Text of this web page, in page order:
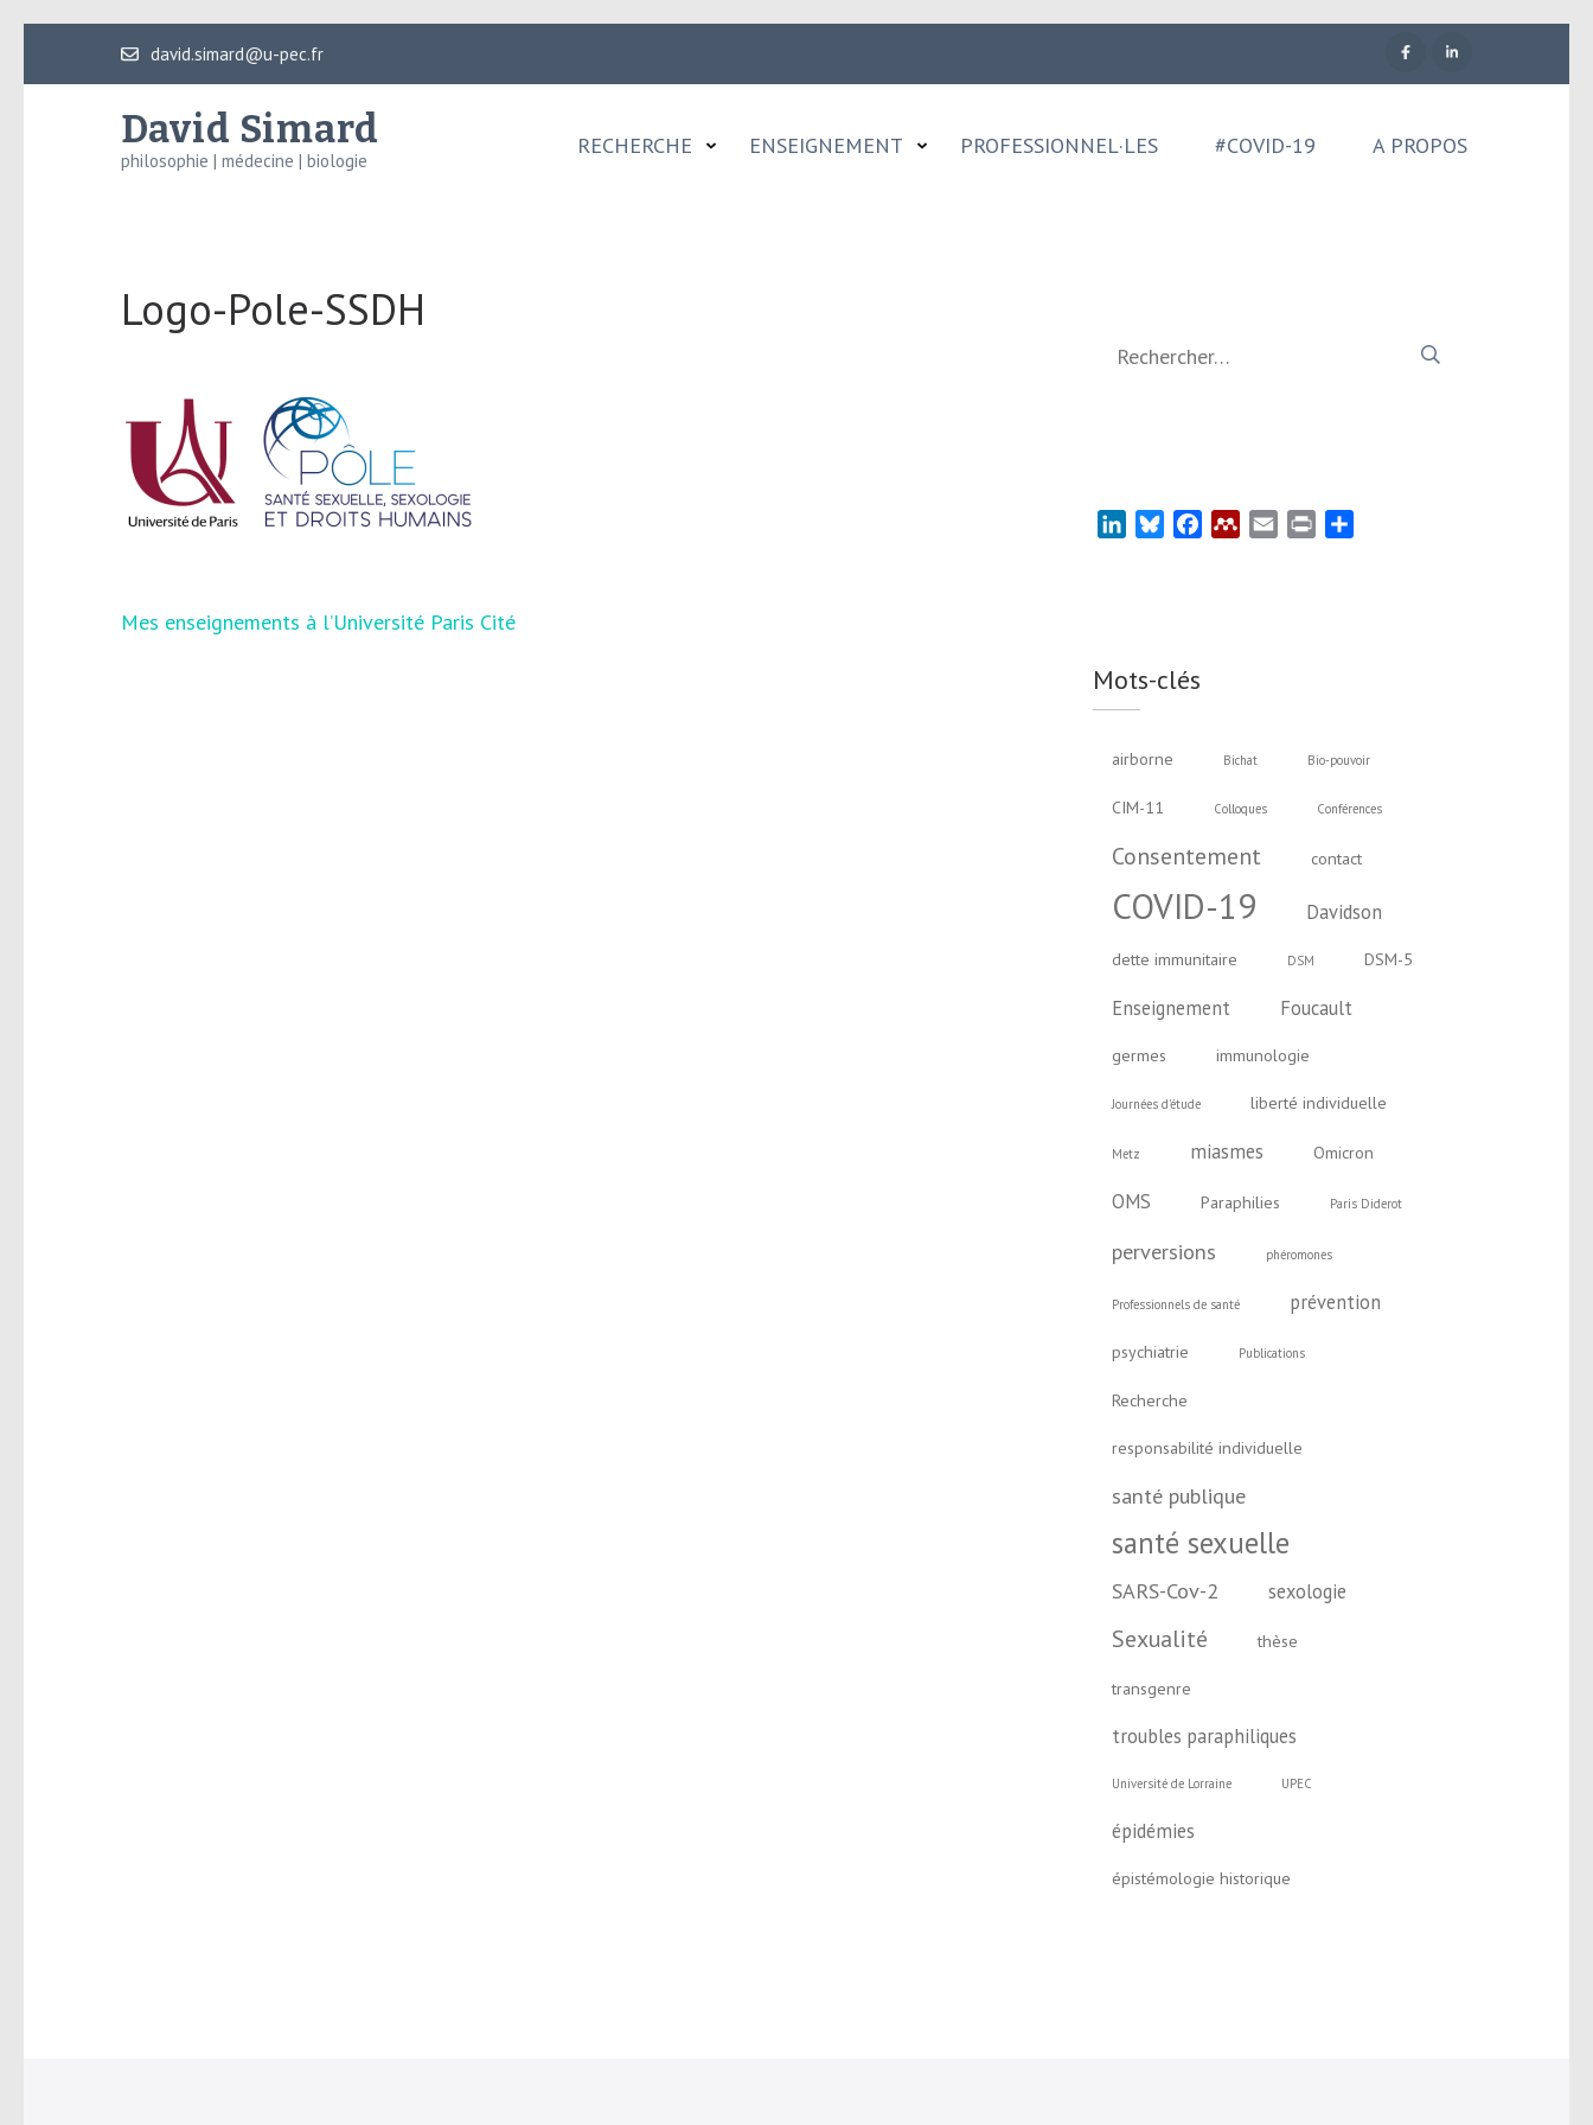
david.simard@u-pec.fr
David Simard
philosophie | médecine | biologie
RECHERCHE ENSEIGNEMENT PROFESSIONNEL·LES #COVID-19 A PROPOS
Logo-Pole-SSDH
Navigation
Mes enseignements à l’Université Paris Cité
LinkedInBlueskyFacebookMendeley
Email Print
Mots-clés
airborne Bichat Bio-pouvoir
CIM-11 Colloques Conférences
Consentement contact
COVID-19 Davidson
dette immunitaire DSM DSM-5
Enseignement Foucault
germes immunologie
Journées d'étude liberté individuelle
Metz miasmes Omicron
OMS Paraphilies Paris Diderot
perversions phéromones
Professionnels de santé prévention
psychiatrie Publications
Recherche
responsabilité individuelle
santé publique
santé sexuelle
SARS-Cov-2 sexologie
Sexualité thèse
transgenre
troubles paraphiliques
Université de Lorraine UPEC
épidémies
épistémologie historique